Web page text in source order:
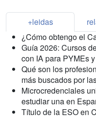
+leidas
¿Cómo obtengo el
Guía 2026: Cursos
con IA para PYMEs
Qué son los
más buscados por
Microcredenciales
estudiar una en
Título de la ESO en